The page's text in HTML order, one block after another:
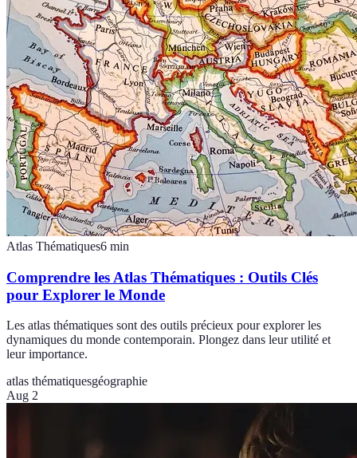
Atlas Thématiques6 min
Comprendre les Atlas Thématiques : Outils Clés
pour Explorer le Monde
Les atlas thématiques sont des outils précieux pour explorer les
dynamiques du monde contemporain. Plongez dans leur utilité et
leur importance.
atlas thématiquesgéographie
Aug 2